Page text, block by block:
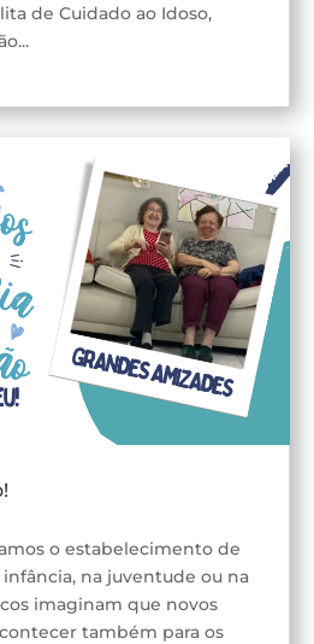
de Cuidado ao Idoso,
o estabelecimento de
na juventude ou na
imaginam que novos
também para os